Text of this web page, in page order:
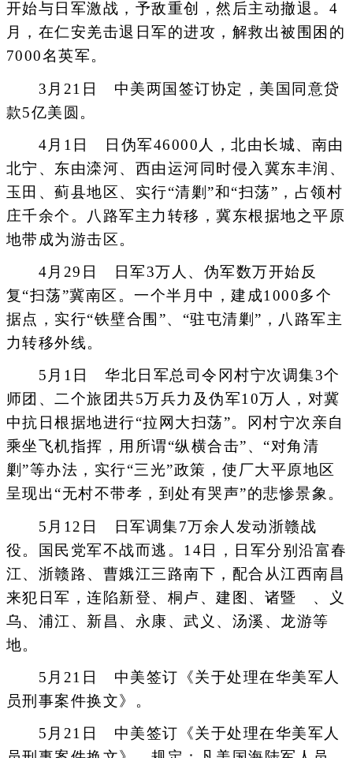
开始与日军激战，予敌重创，然后主动撤退。4
月，在仁安羌击退日军的进攻，解救出被围困的
7000名英军。
3月21日 中美两国签订协定，美国同意贷
款5亿美圆。
4月1日 日伪军46000人，北由长城、南由
北宁、东由滦河、西由运河同时侵入冀东丰润、
玉田、蓟县地区、实行“清剿”和“扫荡”，占领村
庄千余个。八路军主力转移，冀东根据地之平原
地带成为游击区。
4月29日 日军3万人、伪军数万开始反
复“扫荡”冀南区。一个半月中，建成1000多个
据点，实行“铁壁合围”、“驻屯清剿”，八路军主
力转移外线。
5月1日 华北日军总司令冈村宁次调集3个
师团、二个旅团共5万兵力及伪军10万人，对冀
中抗日根据地进行“拉网大扫荡”。冈村宁次亲自
乘坐飞机指挥，用所谓“纵横合击”、“对角清
剿”等办法，实行“三光”政策，使厂大平原地区
呈现出“无村不带孝，到处有哭声”的悲惨景象。
5月12日 日军调集7万余人发动浙赣战
役。国民党军不战而逃。14日，日军分别沿富春
江、浙赣路、曹娥江三路南下，配合从江西南昌
来犯日军，连陷新登、桐卢、建图、诸暨 、义
乌、浦江、新昌、永康、武义、汤溪、龙游等
地。
5月21日 中美签订《关于处理在华美军人
员刑事案件换文》。
5月21日 中美签订《关于处理在华美军人